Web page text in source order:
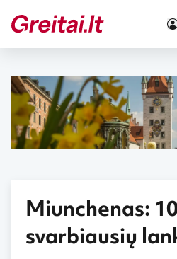
Miunchenas:
svarbiausių